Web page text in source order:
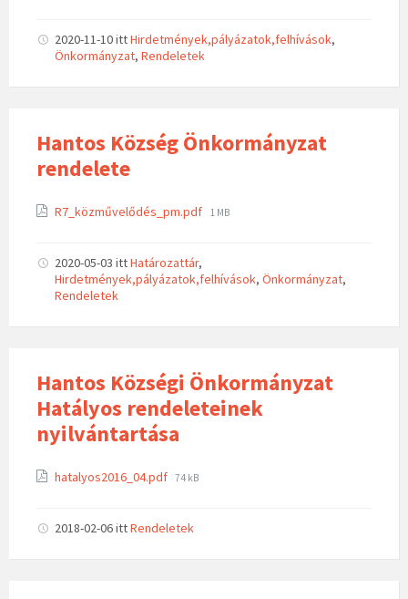
2020-11-10ittHirdetmények,pályázatok,felhívások,
Önkormányzat, Rendeletek
Hantos Község Önkormányzat
rendelete
R7_közművelődés_pm.pdf 1 MB
2020-05-03 ittHatározattár,
Hirdetmények,pályázatok,felhívások, Önkormányzat,
Rendeletek
Hantos Községi Önkormányzat
Hatályos rendeleteinek
nyilvántartása
hatalyos2016_04.pdf 74 kB
2018-02-06ittRendeletek